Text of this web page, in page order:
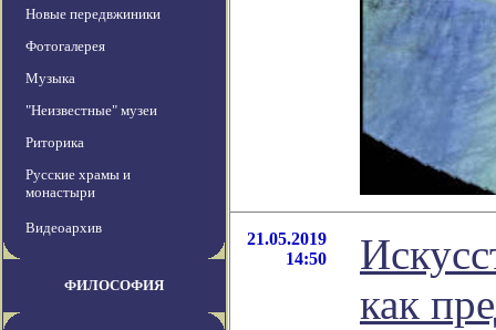
Новые передвжиники
Фотогалерея
Музыка
"Неизвестные" музеи
Риторика
Русские храмы и
монастыри
Видеоархив
ФИЛОСОФИЯ
21.05.2019
14:50
как